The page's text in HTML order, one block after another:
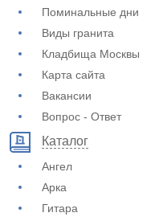
Поминальные дни
Виды гранита
Кладбища Москвы
Карта сайта
Вакансии
Вопрос - Ответ
Каталог
Ангел
Арка
Гитара